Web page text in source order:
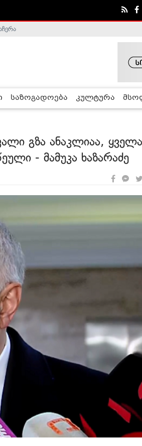
კომისია
საზოგადოება კულტურა
გზა ანაკლიაა,
- მამუკა ხაზარაძე